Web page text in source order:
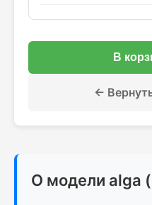
В
←
О модели alga